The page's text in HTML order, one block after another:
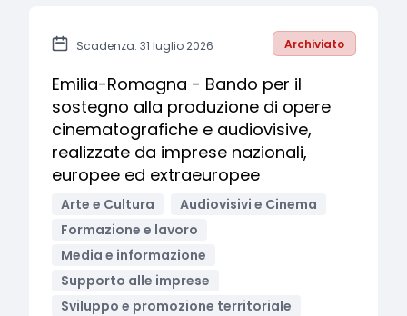
Scadenza: 31 luglio 2026 Archiviato
Emilia-Romagna - Bando per il
sostegno alla produzione di opere
cinematografiche e audiovisive,
realizzate da imprese nazionali,
europee ed extraeuropee
Arte e Cultura
Audiovisivi e Cinema
Formazione e lavoro
Media e informazione
Supporto alle imprese
Sviluppo e promozione territoriale